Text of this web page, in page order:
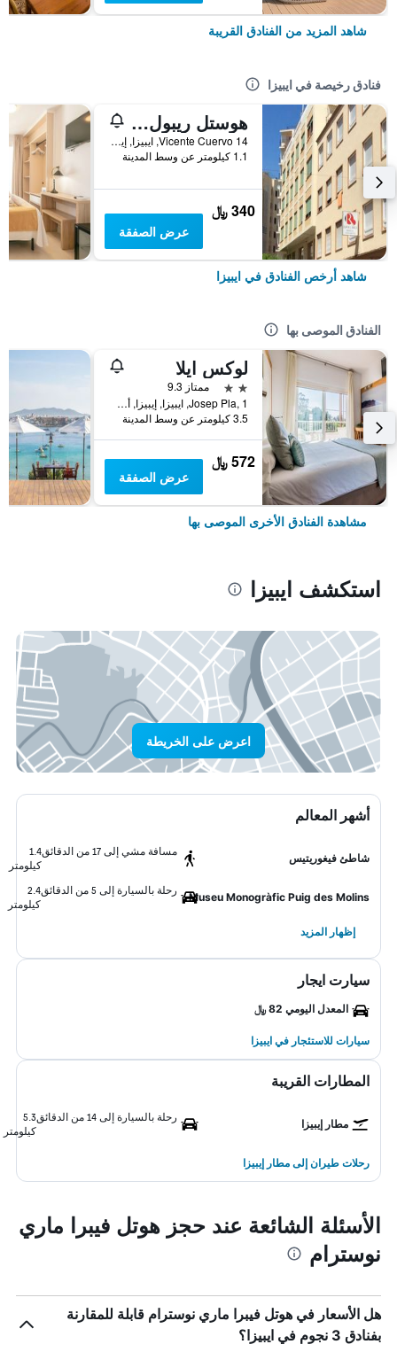
شاهد المزيد من الفنادق القريبة
فنادق رخيصة في ايبيزا
هوستل ريبول إيبيزا
Vicente Cuervo 14, ايبيزا, إيبيزا, أسبانيا
1.1 كيلومتر عن وسط المدينة
340 ﷼
عرض الصفقة
شاهد أرخص الفنادق في ايبيزا
الفنادق الموصى بها
لوكس ايلا
2 نجمتين
ممتاز 9.3
Josep Pla, 1, ايبيزا, إيبيزا, أسبانيا
3.5 كيلومتر عن وسط المدينة
572 ﷼
عرض الصفقة
مشاهدة الفنادق الأخرى الموصى بها
استكشف ايبيزا
اعرض على الخريطة
أشهر المعالم
شاطئ فيغوريتيس
مسافة مشي إلى 17 من الدقائق
1.4
كيلومتر
Museu Monogràfic Puig des Molins
رحلة بالسيارة إلى 5 من الدقائق
2.4
كيلومتر
إظهار المزيد
سيارت ايجار
المعدل اليومي 82 ﷼
سيارات للاستئجار في ايبيزا
المطارات القريبة
مطار إيبيزا
رحلة بالسيارة إلى 14 من الدقائق
5.3
كيلومتر
رحلات طيران إلى مطار إيبيزا
الأسئلة الشائعة عند حجز هوتل فيبرا ماري
نوسترام
هل الأسعار في هوتل فيبرا ماري نوسترام قابلة للمقارنة
بفنادق 3 نجوم في ايبيزا؟